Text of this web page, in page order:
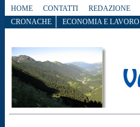
HOME CONTATTI
REDAZIONE
CRONACHE
ECONOMIA E LAVORO